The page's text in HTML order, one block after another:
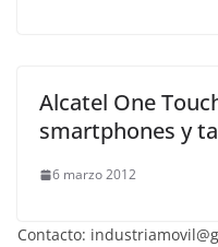
Alcatel One
smartphones y
6 marzo 2012
Contacto: